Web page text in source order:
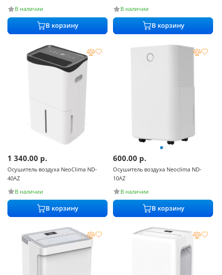
В наличии
В корзину
В наличии
В корзину
1 340.00 р.
Осушитель воздуха NeoClima ND-
40AZ
В наличии
В корзину
600.00 р.
Осушитель воздуха Neoclima ND-
10AZ
В наличии
В корзину